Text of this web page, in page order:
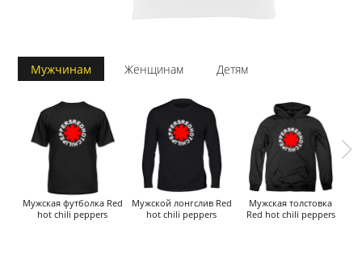
Мужчинам Женщинам Детям
Мужская футболка Red
hot chili peppers
Мужской лонгслив Red
hot chili peppers
Мужская толстовка
Red hot chili peppers